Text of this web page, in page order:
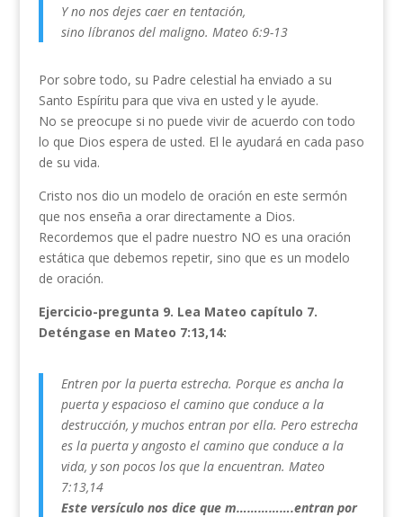
Y no nos dejes caer en tentación,
sino líbranos del maligno. Mateo 6:9-13
Por sobre todo, su Padre celestial ha enviado a su
Santo Espíritu para que viva en usted y le ayude.
No se preocupe si no puede vivir de acuerdo con todo
lo que Dios espera de usted. El le ayudará en cada paso
de su vida.
Cristo nos dio un modelo de oración en este sermón
que nos enseña a orar directamente a Dios.
Recordemos que el padre nuestro NO es una oración
estática que debemos repetir, sino que es un modelo
de oración.
Ejercicio-pregunta 9. Lea Mateo capítulo 7.
Deténgase en Mateo 7:13,14:
Entren por la puerta estrecha. Porque es ancha la
puerta y espacioso el camino que conduce a la
destrucción, y muchos entran por ella. Pero estrecha
es la puerta y angosto el camino que conduce a la
vida, y son pocos los que la encuentran. Mateo
7:13,14
Este versículo nos dice que m…………….entran por